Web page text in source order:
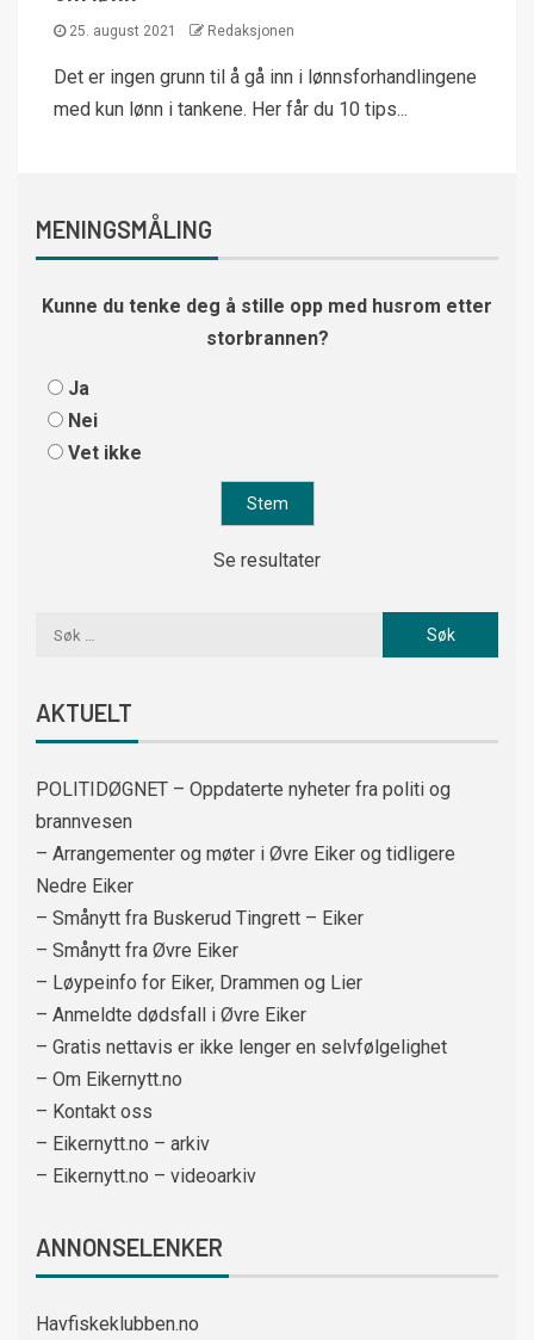
25. august 2021 Redaksjonen
Det er ingen grunn til å gå inn i lønnsforhandlingene
med kun lønn i tankene. Her får du 10 tips...
MENINGSMÅLING
Kunne du tenke deg å stille opp med husrom etter
storbrannen?
Ja
Nei
Vet ikke
Se resultater
AKTUELT
POLITIDØGNET – Oppdaterte nyheter fra politi og
brannvesen
– Arrangementer og møter i Øvre Eiker og tidligere
Nedre Eiker
– Smånytt fra Buskerud Tingrett – Eiker
– Smånytt fra Øvre Eiker
– Løypeinfo for Eiker, Drammen og Lier
– Anmeldte dødsfall i Øvre Eiker
– Gratis nettavis er ikke lenger en selvfølgelighet
– Om Eikernytt.no
– Kontakt oss
– Eikernytt.no – arkiv
– Eikernytt.no – videoarkiv
ANNONSELENKER
Havfiskeklubben.no